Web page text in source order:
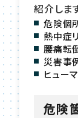
紹介しま
危険個
熱中症
腰痛転
災害事
ヒュー
危険